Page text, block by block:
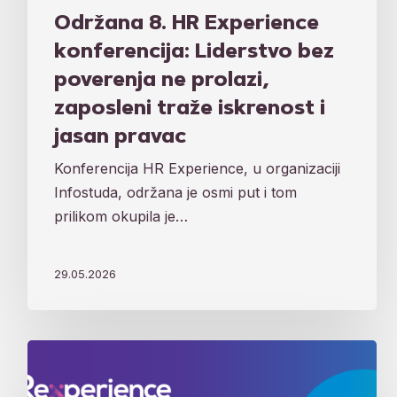
Održana 8. HR Experience
konferencija: Liderstvo bez
poverenja ne prolazi,
zaposleni traže iskrenost i
jasan pravac
Konferencija HR Experience, u organizaciji
Infostuda, održana je osmi put i tom
prilikom okupila je…
29.05.2026
nas